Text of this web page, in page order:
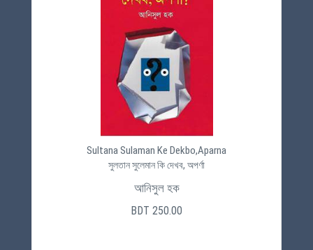
Sultana Sulaman Ke Dekbo,Aparna
সুলতান সুলেমান কি দেখব, অপর্ণা
আনিসুল হক
BDT 250.00